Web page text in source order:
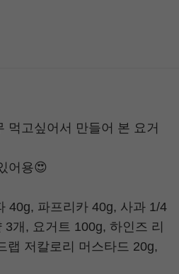
먹고싶어서 만들어 본 요거
어용😍
40g, 파프리카 40g, 사과 1/4
개, 요거트 100g, 하인즈 리
랩 저칼로리 머스타드 20g,